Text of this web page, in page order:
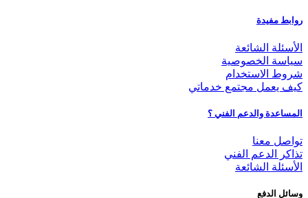
روابط مفيدة
الأسئلة الشائعة
سياسة الخصوصية
شروط الاستخدام
كيف يعمل مجتمع خدماتي
المساعدة والدعم الفني ؟
تواصل معنا
تذاكر الدعم الفني
الأسئلة الشائعة
وسائل الدفع